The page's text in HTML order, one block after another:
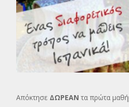
Απόκτησε ΔΩΡΕΑΝ τα πρώτα